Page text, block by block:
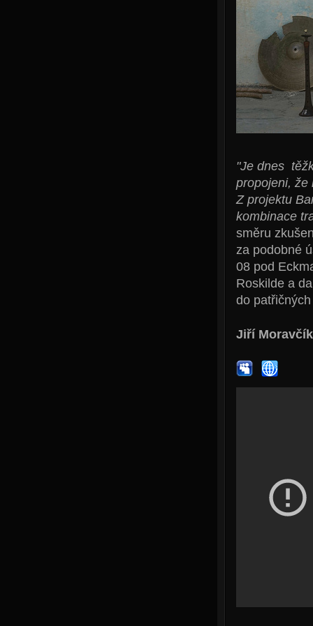
"Je dnes
propojeni, že
Z projektu
kombinace
směru
za podobné
08 pod
Roskilde a
do
Jiří Moravčík